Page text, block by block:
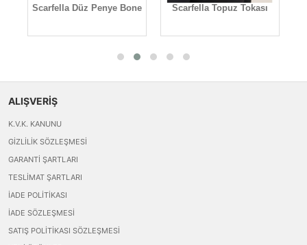
Scarfella Düz Penye Bone Scarfella Topuz Tokası
ALIŞVERİŞ
K.V.K. KANUNU
GIZLILIK SÖZLEŞMESI
GARANTI ŞARTLARI
TESLIMAT ŞARTLARI
İADE POLITIKASI
İADE SÖZLEŞMESI
SATIŞ POLITIKASI SÖZLEŞMESI